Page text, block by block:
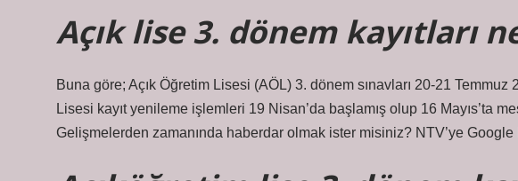
Açık lise 3. dönem kayıtları
Buna göre; Açık Öğretim Lisesi (AÖL) 3. dönem sınavları 20-21 Temmuz
Lisesi kayıt yenileme işlemleri 19 Nisan’da başlamış olup 16 Mayıs’ta
Gelişmelerden zamanında haberdar olmak ister misiniz? NTV’ye